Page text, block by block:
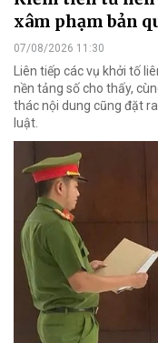
xâm phạm bản
07/08/2026 11:30
Liên tiếp các vụ khởi tố
nền tảng số cho thấy,
thác nội dung cũng đặt
luật.